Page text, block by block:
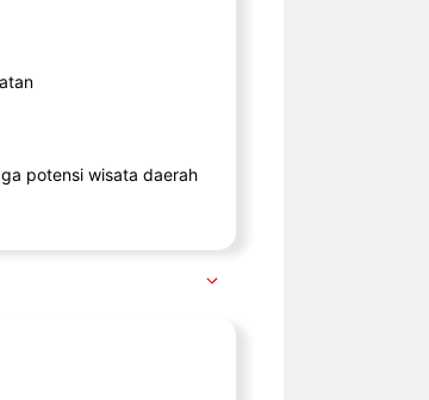
potensi wisata daerah